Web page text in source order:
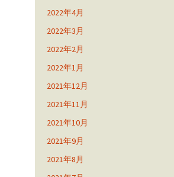
2022年4月
2022年3月
2022年2月
2022年1月
2021年12月
2021年11月
2021年10月
2021年9月
2021年8月